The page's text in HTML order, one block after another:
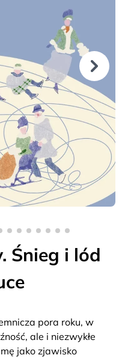
Śnieg i lód
pora roku, w
ale i niezwykłe
jako zjawisko